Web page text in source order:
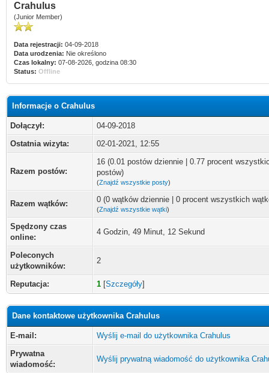
Crahulus
(Junior Member)
Data rejestracji: 04-09-2018
Data urodzenia: Nie określono
Czas lokalny: 07-08-2026, godzina 08:30
Status: Offline
Informacje o Crahulus
Dołączył:
04-09-2018
Ostatnia wizyta:
02-01-2021, 12:55
Razem postów:
16 (0.01 postów dziennie | 0.77 procent
postów)
(Znajdź wszystkie posty)
Razem wątków: 0 (0 wątków dziennie | 0 procent wszystkich
(Znajdź wszystkie wątki)
Spędzony czas
online:
4 Godzin, 49 Minut, 12 Sekund
Poleconych
użytkowników:
2
Reputacja: 1 [Szczegóły]
Dane kontaktowe użytkownika Crahulus
E-mail:
Wyślij e-mail do użytkownika Crahulus
Prywatna
wiadomość:
Wyślij prywatną wiadomość do użytkownika